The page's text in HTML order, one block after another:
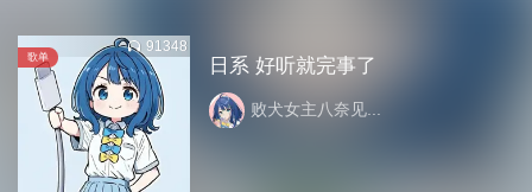
歌单
91348
日系 好听就完事了
败犬女主八奈见...